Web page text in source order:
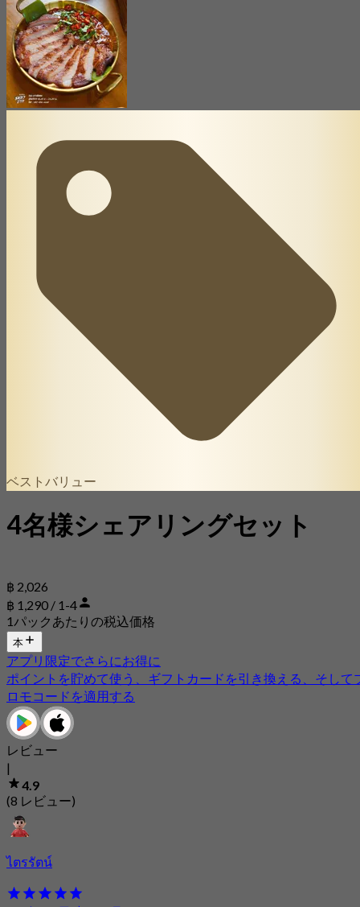
ベストバリュー
4名様シェアリングセット
฿ 2,026
฿ 1,290 / 1-4
1パックあたりの税込価格
本
アプリ限定でさらにお得に
ポイントを貯めて使う、ギフトカードを引き換える、そして
ロモコードを適用する
レビュー
|
4.9
(8 レビュー)
ไตรรัตน์